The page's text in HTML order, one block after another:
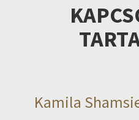
Kamila